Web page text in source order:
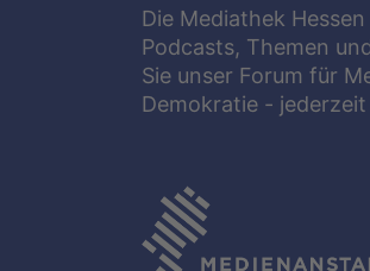
Die Mediathek
Podcasts, Themen
Sie unser Forum für
Demokratie -